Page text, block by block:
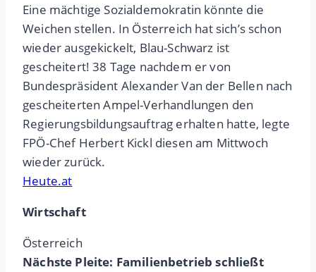
Eine mächtige Sozialdemokratin könnte die
Weichen stellen. In Österreich hat sich’s schon
wieder ausgekickelt, Blau-Schwarz ist
gescheitert! 38 Tage nachdem er von
Bundespräsident Alexander Van der Bellen nach
gescheiterten Ampel-Verhandlungen den
Regierungsbildungsauftrag erhalten hatte, legte
FPÖ-Chef Herbert Kickl diesen am Mittwoch
wieder zurück.
Heute.at
Wirtschaft
Österreich
Nächste Pleite: Familienbetrieb schließt